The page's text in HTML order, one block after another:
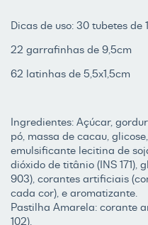
Dicas de uso: 30 tubetes de
22 garrafinhas de 9,5cm
62 latinhas de 5,5x1,5cm
Ingredientes: Açúcar,
pó, massa de cacau,
emulsificante lecitina de
dióxido de titânio (INS 171),
903), corantes artificiais
cada cor), e aromatizante.
Pastilha Amarela: corante
102).